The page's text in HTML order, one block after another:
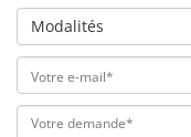
Modalités